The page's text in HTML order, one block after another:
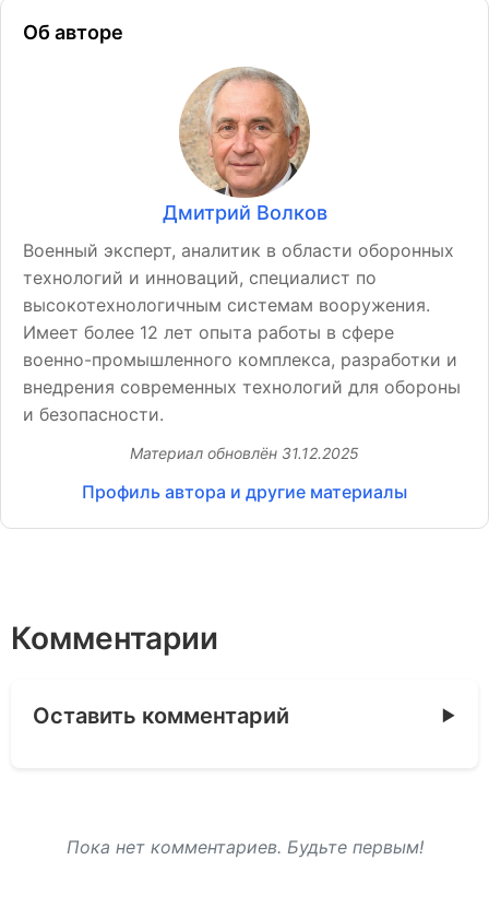
Об авторе
Дмитрий Волков
Военный эксперт, аналитик в области оборонных
технологий и инноваций, специалист по
высокотехнологичным системам вооружения.
Имеет более 12 лет опыта работы в сфере
военно-промышленного комплекса, разработки и
внедрения современных технологий для обороны
и безопасности.
Материал обновлён 31.12.2025
Профиль автора и другие материалы
Комментарии
Оставить комментарий
Пока нет комментариев. Будьте первым!